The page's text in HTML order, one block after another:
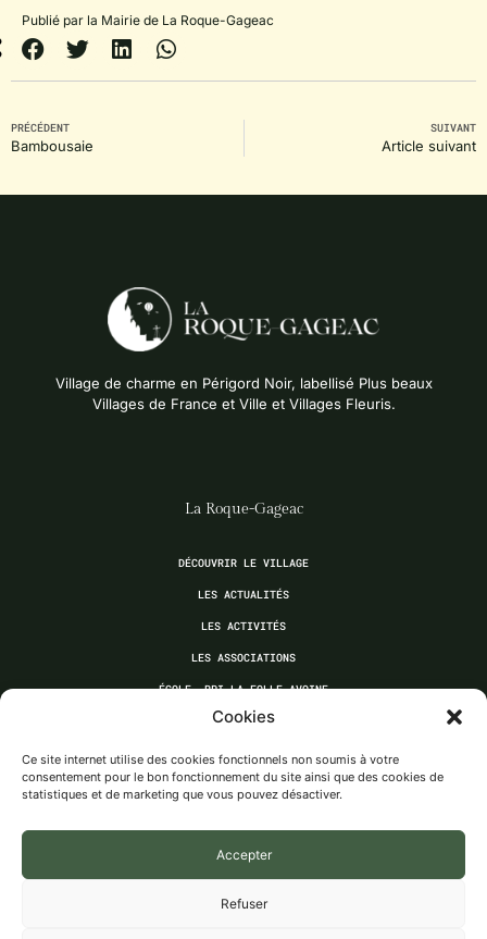
Cookies
Ce site internet utilise des cookies fonctionnels non soumis à votre
consentement pour le bon fonctionnement du site ainsi que des cookies de
statistiques et de marketing que vous pouvez désactiver.
Accepter
Refuser
Publié par la Mairie de La Roque-Gageac
PRÉCÉDENT
Bambousaie
SUIVANT
Article suivant
Village de charme en Périgord Noir, labellisé Plus beaux
Villages de France et Ville et Villages Fleuris.
La Roque-Gageac
DÉCOUVRIR LE VILLAGE
LES ACTUALITÉS
LES ACTIVITÉS
LES ASSOCIATIONS
ÉCOLE, RPI LA FOLLE AVOINE
BIT ET AGENCE POSTALE
Municipalité
DÉMARCHES